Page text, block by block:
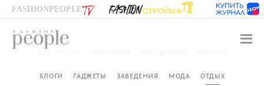
FASHIONPEOPLE
БЛОГИ ГАДЖЕТЫ ЗАВЕДЕНИЯ МОДА ОТДЫХ